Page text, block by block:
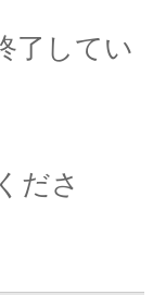
了してい
ださ